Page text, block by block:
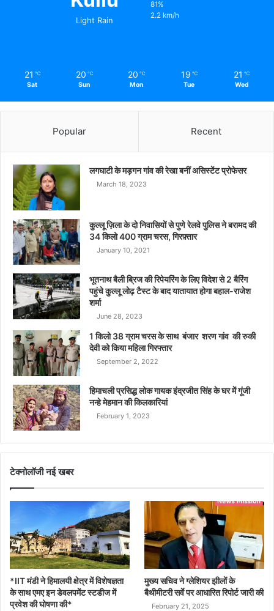
Light Rain
81%
2.2 km/h
21 ℃
Sat
20 ℃
Sun
20 ℃
Mon
19 ℃
Tue
21 ℃
Wed
Popular Recent
लगघाटी के मड़गन गांव की रेखा बनीं असिस्टेंट प्रोफेसर
March 18, 2023
कुल्लू ज़िला के दो निवासियों से पुणे रेलवे पुलिस ने बरामद की
34 किलो 400 ग्राम चरस, गिरफ़्तार
January 10, 2021
भूतनाथ बैली ब्रिज की रिपेयरिंग के लिए विदेश से 2 बैरिंग
पहुंचे कुल्लू लोढ़ टैस्ट के बाद यातायात होगा बहाल-राजेश
शर्मा
June 28, 2023
1 किलो 38 ग्राम चरस के साथ बंजार शरण गांव की रुकी
देवी को किया महिला गिरफ्तार
September 2, 2022
हिमाचली प्रसिद्ध लोक गायक इंद्रजीत सिंह के घर में गूंजी
नन्हे मेहमान की किलकारियां
February 1, 2023
टेक्नोलॉजी नई खबर
*IIT मंडी ने हिमालयी क्षेत्र में विशेषज्ञता
के साथ एमए इन डेवलपमेंट स्टडीज में
प्रवेश की घोषणा की*
मुख्य सचिव ने ग्लेशियर झीलों के
बैथीमीटरी सर्वे पर आधारित रिपोर्ट जारी की
February 21, 2025